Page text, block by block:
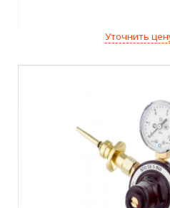
Уточнить